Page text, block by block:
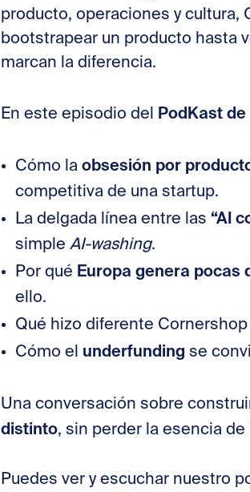
producto, operaciones y cultura,
bootstrapear un producto hasta
marcan la diferencia.
En este episodio del PodKast
Cómo la obsesión por
competitiva de una startup.
La delgada línea entre las “AI
simple AI-washing.
Por qué Europa genera pocas
ello.
Qué hizo diferente Cornershop
Cómo el underfunding se
Una conversación sobre
distinto, sin perder la esencia
Puedes ver y escuchar nuestro